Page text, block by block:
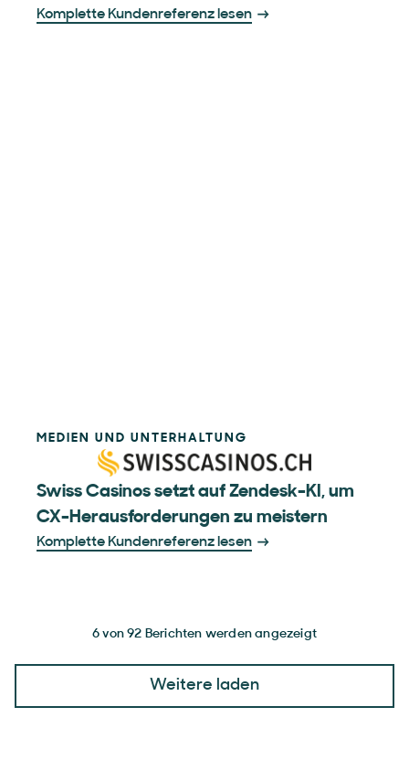
Komplette Kundenreferenz lesen
MEDIEN UND UNTERHALTUNG
Swiss Casinos setzt auf Zendesk-KI, um
CX-Herausforderungen zu meistern
Komplette Kundenreferenz lesen
6 von 92 Berichten werden angezeigt
Weitere laden